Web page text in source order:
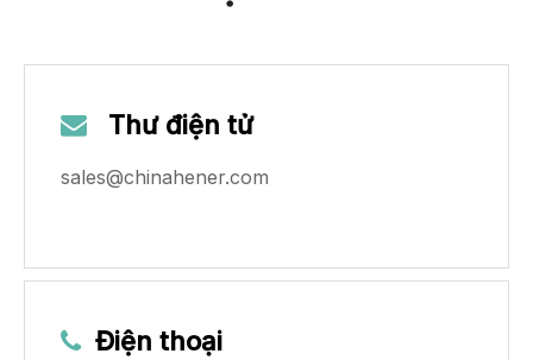
 Thư điện tử
sales@chinahener.com
 Điện thoại